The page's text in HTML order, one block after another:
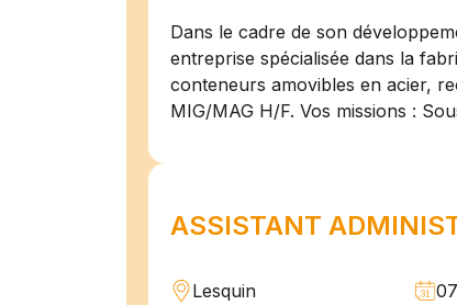
Dans le cadre de son
entreprise spécialisée dans la
conteneurs amovibles en acier,
MIG/MAG H/F. Vos missions :
ASSISTANT
Lesquin